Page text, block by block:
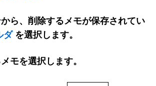
ら、削除するメモが保存されてい
ダ を選択します。
モを選択します。